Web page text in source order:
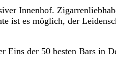
Innenhof.
ist es möglich, der
der 50 besten Bars in